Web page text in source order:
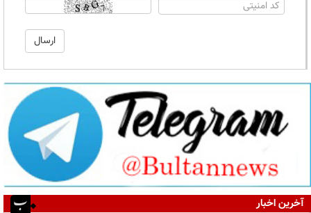
آخرین اخبار